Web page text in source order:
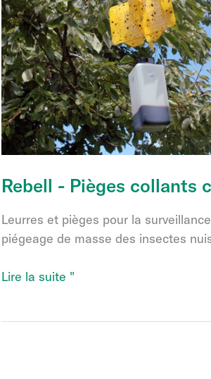
Rebell - Pièges collants
Leurres et pièges pour la
piégeage de masse des insectes
Rebell
Lire la suite "